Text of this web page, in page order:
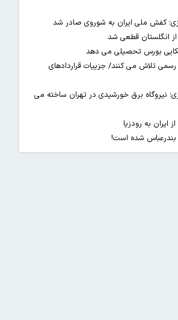
انگلستان قطعی شد
بورس تحصیلی می دهد
رسمی تلاش می کنند/ جزییات قراردادهای
نیروگاه برق خورشیدی در تهران ساخته می
ایران به رودزیا
بندرعباس شده است!